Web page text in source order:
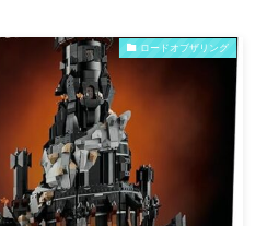
ロードオブザリング